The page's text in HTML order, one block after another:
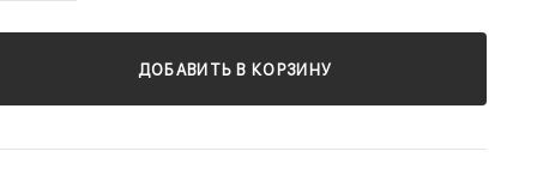
ДОБАВИТЬ В КОРЗИНУ